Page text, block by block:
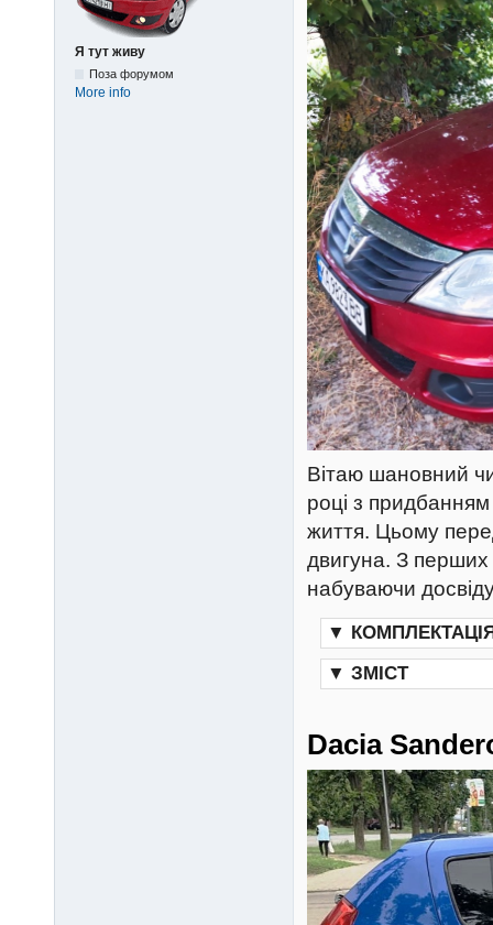
Я тут живу
Поза форумом
More info
Вітаю шановний
році з придбанням
життя. Цьому
двигуна. З перших
набуваючи
▼
▼ ЗМІСТ
Dacia